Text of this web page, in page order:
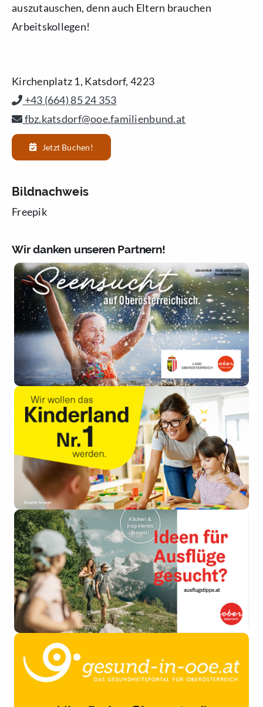
auszutauschen, denn auch Eltern brauchen
Arbeitskollegen!
Kirchenplatz 1, Katsdorf, 4223
+43 (664) 85 24 353
fbz.katsdorf@ooe.familienbund.at
Jetzt Buchen!
Bildnachweis
Freepik
Wir danken unseren Partnern!